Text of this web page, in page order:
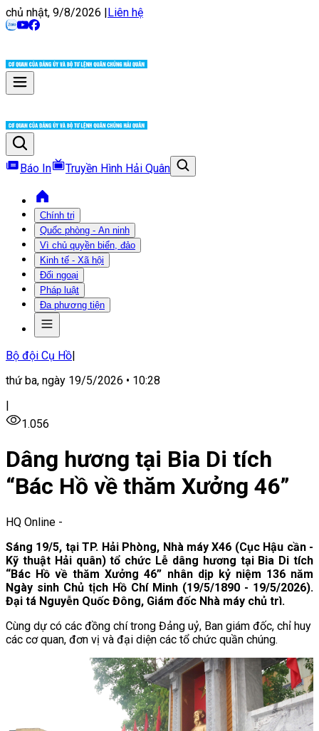
chủ nhật, 9/8/2026 |Liên hệ
Báo In Truyền Hình Hải Quân
Chính trị
Quốc phòng - An ninh
Vì chủ quyền biển, đảo
Kinh tế - Xã hội
Đối ngoại
Pháp luật
Đa phương tiện
Bộ đội Cụ Hồ|
thứ ba, ngày 19/5/2026 • 10:28
|
1.056
Dâng hương tại Bia Di tích
“Bác Hồ về thăm Xưởng 46”
HQ Online -
Sáng 19/5, tại TP. Hải Phòng, Nhà máy X46 (Cục Hậu cần -
Kỹ thuật Hải quân) tổ chức Lễ dâng hương tại Bia Di tích
“Bác Hồ về thăm Xưởng 46” nhân dịp kỷ niệm 136 năm
Ngày sinh Chủ tịch Hồ Chí Minh (19/5/1890 - 19/5/2026).
Đại tá Nguyễn Quốc Đông, Giám đốc Nhà máy chủ trì.
Cùng dự có các đồng chí trong Đảng uỷ, Ban giám đốc, chỉ huy
các cơ quan, đơn vị và đại diện các tổ chức quần chúng.